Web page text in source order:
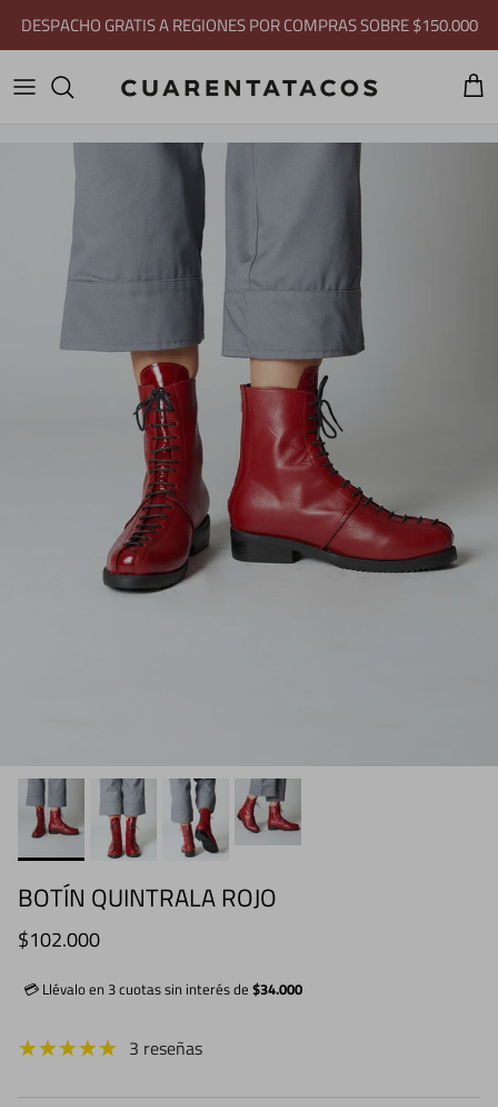
DESPACHO GRATIS A REGIONES POR COMPRAS SOBRE $150.000
Ir directamente a la información del producto
BOTÍN QUINTRALA ROJO
Precio normal
$102.000
💳 Llévalo en 3 cuotas sin interés de $34.000
3 reseñas